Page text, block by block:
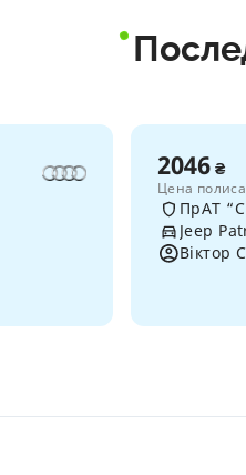
2046 ₴
Цена полиса
ПрАТ
Jeep
Віктор